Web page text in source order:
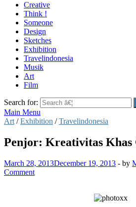
[] Motzter
Cerita Ide Kreatif
Creative
Think !
Someone
Design
Sketches
Exhibition
Travelindonesia
Musik
Art
Film
Search for:
Main Menu
Art /Exhibition /Travelindonesia
Penjor: Kreativitas Khas
March 28, 2013December 19, 2013 - by
Comment